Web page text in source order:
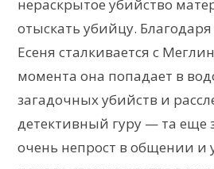
нераскрытое убийство
отыскать убийцу.
Есеня сталкивается с
момента она попадает в
загадочных убийств и
детективный гуру — та еще
очень непрост в общении и